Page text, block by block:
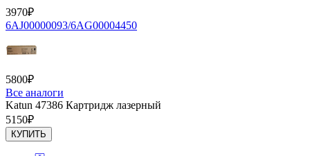
3970₽
6AJ00000093/6AG00004450
5800₽
Все аналоги
Katun 47386 Картридж лазерный
5150₽
КУПИТЬ